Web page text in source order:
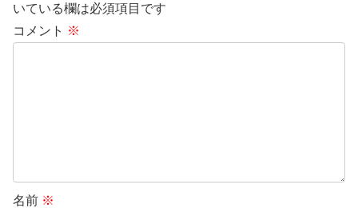
いている欄は必須項目です
コメント ※
名前 ※